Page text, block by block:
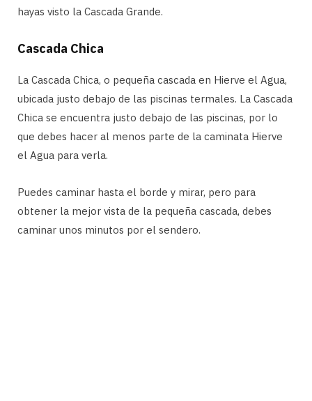
hayas visto la Cascada Grande.
Cascada Chica
La Cascada Chica, o pequeña cascada en Hierve el Agua,
ubicada justo debajo de las piscinas termales. La Cascada
Chica se encuentra justo debajo de las piscinas, por lo
que debes hacer al menos parte de la caminata Hierve
el Agua para verla.
Puedes caminar hasta el borde y mirar, pero para
obtener la mejor vista de la pequeña cascada, debes
caminar unos minutos por el sendero.